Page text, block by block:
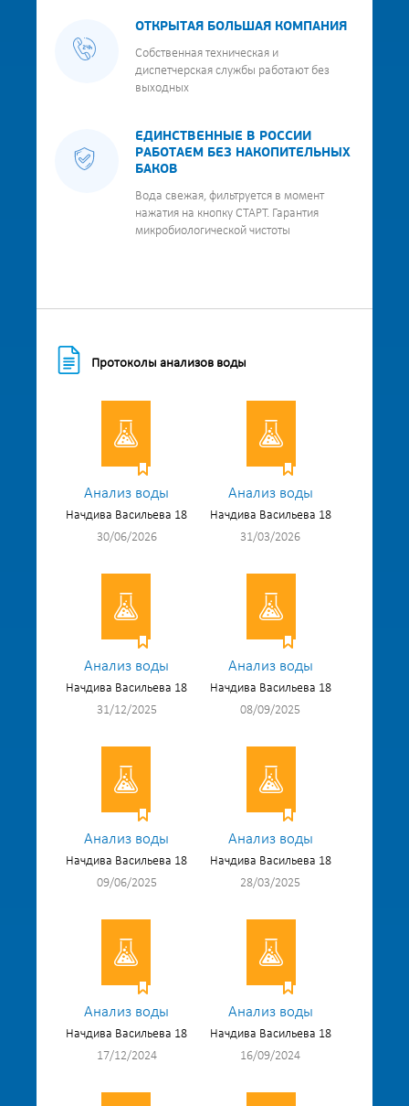
ОТКРЫТАЯ БОЛЬШАЯ КОМПАНИЯ
Собственная техническая и
диспетчерская службы работают без
выходных
ЕДИНСТВЕННЫЕ В РОССИИ
РАБОТАЕМ БЕЗ НАКОПИТЕЛЬНЫХ
БАКОВ
Вода свежая, фильтруется в момент
нажатия на кнопку СТАРТ. Гарантия
микробиологической чистоты
Протоколы анализов воды
Анализ воды
Начдива Васильева 18
30/06/2026
Анализ воды
Начдива Васильева 18
31/03/2026
Анализ воды
Начдива Васильева 18
31/12/2025
Анализ воды
Начдива Васильева 18
08/09/2025
Анализ воды
Начдива Васильева 18
09/06/2025
Анализ воды
Начдива Васильева 18
28/03/2025
Анализ воды
Начдива Васильева 18
17/12/2024
Анализ воды
Начдива Васильева 18
16/09/2024